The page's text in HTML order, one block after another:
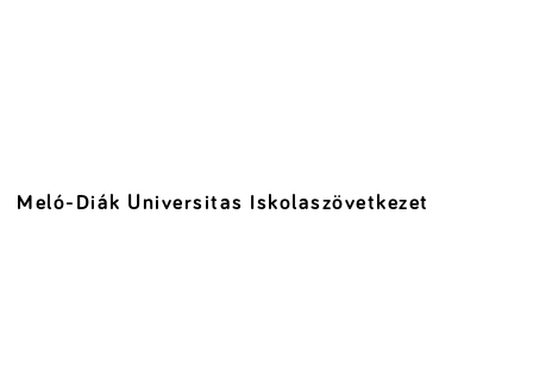
Meló-Diák Universitas Iskolaszövetkezet